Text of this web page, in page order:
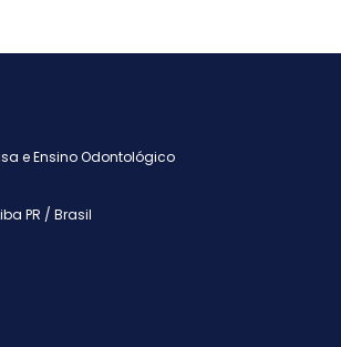
e Ensino Odontológico
PR / Brasil